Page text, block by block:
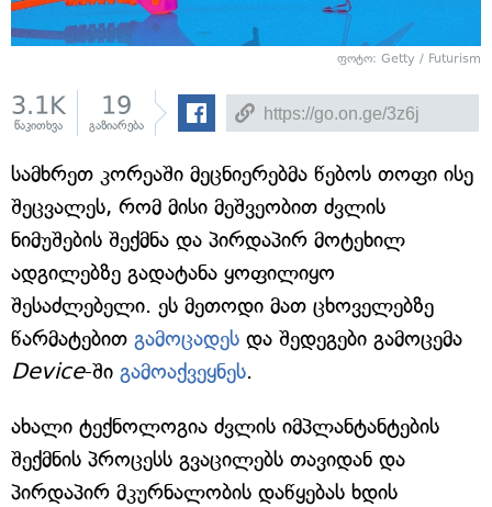
ფოტო: Getty / Futurism
3.1K
წაკითხვა
19
გაზიარება
სამხრეთ კორეაში მეცნიერებმა წებოს თოფი ისე
შეცვალეს, რომ მისი მეშვეობით ძვლის
ნიმუშების შექმნა და პირდაპირ მოტეხილ
ადგილებზე გადატანა ყოფილიყო
შესაძლებელი. ეს მეთოდი მათ ცხოველებზე
წარმატებით გამოცადეს და შედეგები გამოცემა
Device-ში გამოაქვეყნეს.
ახალი ტექნოლოგია ძვლის იმპლანტანტების
შექმნის პროცესს გვაცილებს თავიდან და
პირდაპირ მკურნალობის დაწყებას ხდის